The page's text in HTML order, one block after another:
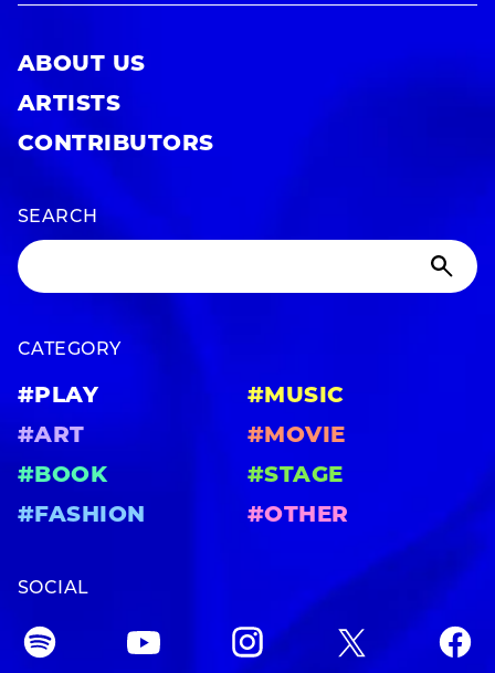
ABOUT US
ARTISTS
CONTRIBUTORS
SEARCH
CATEGORY
#PLAY
#MUSIC
#ART
#MOVIE
#BOOK
#STAGE
#FASHION
#OTHER
SOCIAL